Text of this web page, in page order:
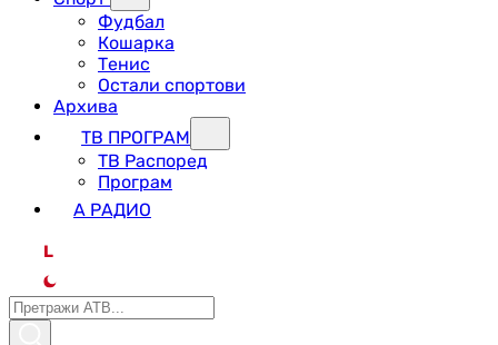
Фудбал
Кошарка
Тенис
Остали спортови
Архива
ТВ ПРОГРАМ
ТВ Распоред
Програм
А РАДИО
L